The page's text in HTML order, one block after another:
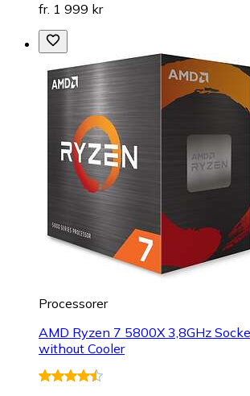
fr. 1 999 kr
Processorer
AMD Ryzen 7 5800X 3,8GHz
without Cooler